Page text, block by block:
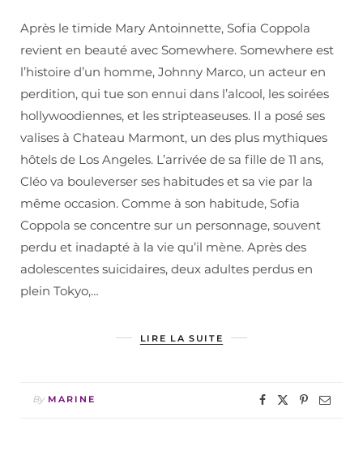
Après le timide Mary Antoinnette, Sofia Coppola
revient en beauté avec Somewhere. Somewhere est
l’histoire d’un homme, Johnny Marco, un acteur en
perdition, qui tue son ennui dans l’alcool, les soirées
hollywoodiennes, et les stripteaseuses. Il a posé ses
valises à Chateau Marmont, un des plus mythiques
hôtels de Los Angeles. L’arrivée de sa fille de 11 ans,
Cléo va bouleverser ses habitudes et sa vie par la
même occasion. Comme à son habitude, Sofia
Coppola se concentre sur un personnage, souvent
perdu et inadapté à la vie qu’il mène. Après des
adolescentes suicidaires, deux adultes perdus en
plein Tokyo,…
LIRE LA SUITE
By MARINE